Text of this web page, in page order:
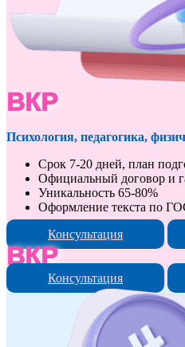
ВКР
Психология, педагогика,
Срок 7-20 дней, план
Официальный договор и
Уникальность 65-80%
Оформление текста по
Консультация
ВКР
Консультация